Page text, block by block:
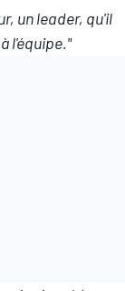
un leader, qu'il
l'équipe."